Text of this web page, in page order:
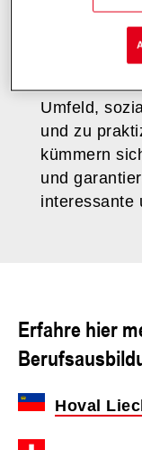
Basis für
schauen
Umfeld,
und zu
kümmern
und
interessante
Erfahre hier
Hoval